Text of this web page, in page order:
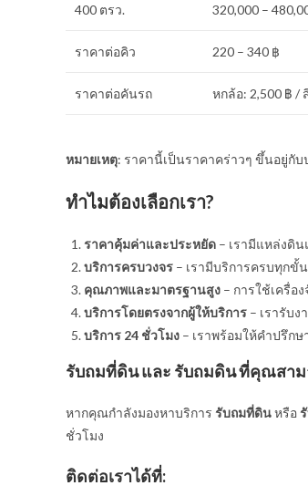
400 ตรว. 320,000 –
ราคาต่อคิว 220 – 340 ฿
ราคาต่อคันรถ หกล้อ: 2,500 ฿ /
หมายเหตุ: ราคานี้เป็นราคาคร่าวๆ ขึ้นอยู่กั
ทำไมต้องเลือกเรา?
ราคาคุ้มค่าและประหยัด – เรามีแหล่งดิน
บริการครบวงจร – เรามีบริการครบทุก
คุณภาพและมาตรฐานสูง – การใช้เครื่
บริการโดยตรงจากผู้ให้บริการ – เรารับง
บริการ 24 ชั่วโมง – เราพร้อมให้คำปรึก
รับถมที่ดินและ รับถมดินที่คุณสาม
หากคุณกำลังมองหาบริการ รับถมที่ดินหรือ
ชั่วโมง
ติดต่อเราได้ที่: